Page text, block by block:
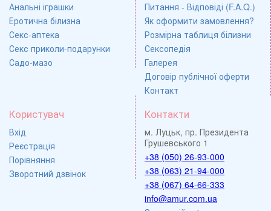
Анальні іграшки
Еротична білизна
Секс-аптека
Секс приколи-подарунки
Садо-мазо
Питання - Відповіді (F.A.Q.)
Як оформити замовлення?
Розмірна таблиця білизни
Сексопедія
Галерея
Договір публічної оферти
Контакт
Користувач
Вхід
Реєстрація
Порівняння
Зворотний дзвінок
Контакти
м. Луцьк, пр. Президента
Грушевського 1
+38 (050) 26-93-000
+38 (063) 21-94-000
+38 (067) 64-66-333
info@amur.com.ua